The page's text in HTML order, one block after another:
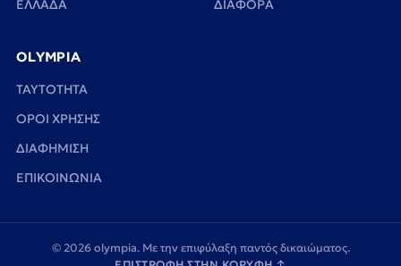
ΕΛΛΑΔΑ
ΔΙΑΦΟΡΑ
OLYMPIA
TAYTOTHTA
ΟΡΟΙ ΧΡΗΣΗΣ
ΔΙΑΦΗΜΙΣΗ
ΕΠΙΚΟΙΝΩΝΙΑ
© 2026 olympia. Με την επιφύλαξη παντός δικαιώματος.